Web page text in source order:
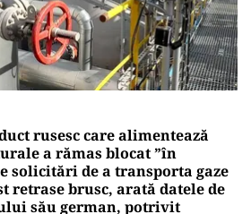
rusesc care alimentează
a rămas blocat ”în
solicitări de a transporta gaze
retrase brusc, arată datele de
său german, potrivit